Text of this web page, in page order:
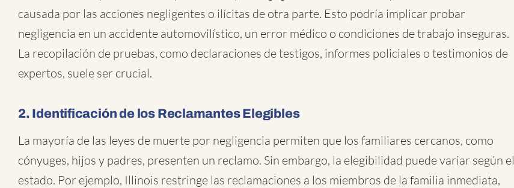
causada por las acciones negligentes o ilícitas de otra parte. Esto podría implicar probar
negligencia en un accidente automovilístico, un error médico o condiciones de trabajo inseguras.
La recopilación de pruebas, como declaraciones de testigos, informes policiales o testimonios de
expertos, suele ser crucial.
2. Identificación de los Reclamantes Elegibles
La mayoría de las leyes de muerte por negligencia permiten que los familiares cercanos, como
cónyuges, hijos y padres, presenten un reclamo. Sin embargo, la elegibilidad puede variar según el
estado. Por ejemplo, Illinois restringe las reclamaciones a los miembros de la familia inmediata,